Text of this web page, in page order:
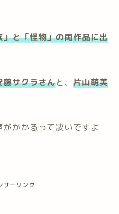
」と「怪物」の両作品に出
藤サクラさんと、 片山萌美
かかるって凄いですよ
サーリンク